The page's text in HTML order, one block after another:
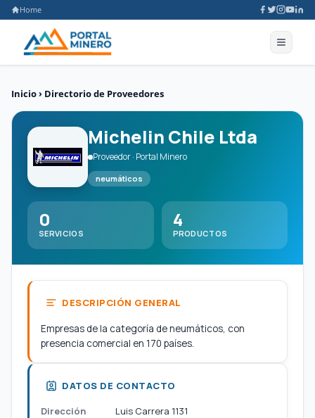
Home
Inicio› Directorio de Proveedores
Michelin Chile Ltda
Proveedor · Portal Minero
neumáticos
0
SERVICIOS
4
PRODUCTOS
DESCRIPCIÓN GENERAL
Empresas de la categoría de neumáticos, con
presencia comercial en 170 países.
DATOS DE CONTACTO
Dirección
Luis Carrera 1131